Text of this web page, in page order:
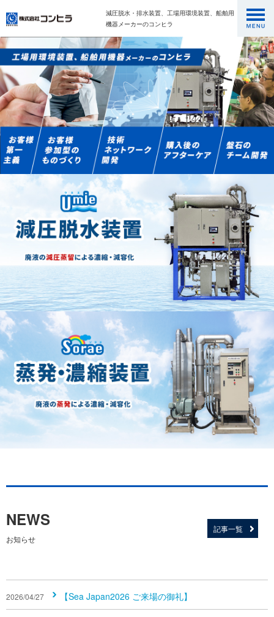
減圧脱水・排水装置、工場用環境装置、船舶用
機器メーカーのコンヒラ
NEWS
お知らせ
記事一覧
2026/04/27 【Sea Japan2026 ご来場の御礼】